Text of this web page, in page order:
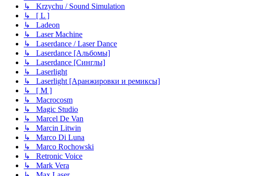
↳ Krzychu / Sound Simulation
↳ [ L ]
↳ Ladeon
↳ Laser Machine
↳ Laserdance / Laser Dance
↳ Laserdance [Альбомы]
↳ Laserdance [Синглы]
↳ Laserlight
↳ Laserlight [Аранжировки и ремиксы]
↳ [ M ]
↳ Macrocosm
↳ Magic Studio
↳ Marcel De Van
↳ Marcin Litwin
↳ Marco Di Luna
↳ Marco Rochowski
↳ Retronic Voice
↳ Mark Vera